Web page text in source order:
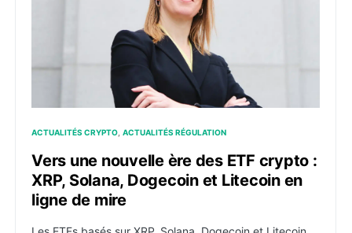
ACTUALITÉS CRYPTO ACTUALITÉS RÉGULATION
Vers une nouvelle ère des ETF crypto :
XRP, Solana, Dogecoin et Litecoin en
ligne de mire